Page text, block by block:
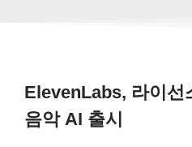
ElevenLabs, 라이선
음악 AI 출시